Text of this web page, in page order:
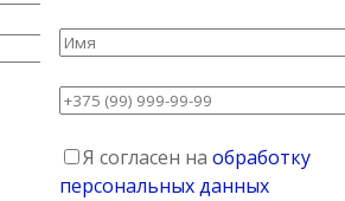
Я согласен на обработку
персональных данных